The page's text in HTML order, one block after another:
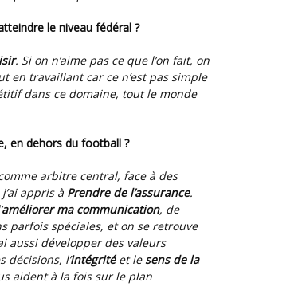
le niveau fédéral ?
. Si on n’aime pas ce que l’on fait, on
en travaillant car ce n’est pas simple
dans ce domaine, tout le monde
en dehors du football ?
arbitre central, face à des
appris à
prendre de l’assurance.
améliorer ma communication, de
parfois spéciales, et on se retrouve
aussi développer des valeurs
décisions, l’intégritéet lesens de la
aident à la fois sur le plan